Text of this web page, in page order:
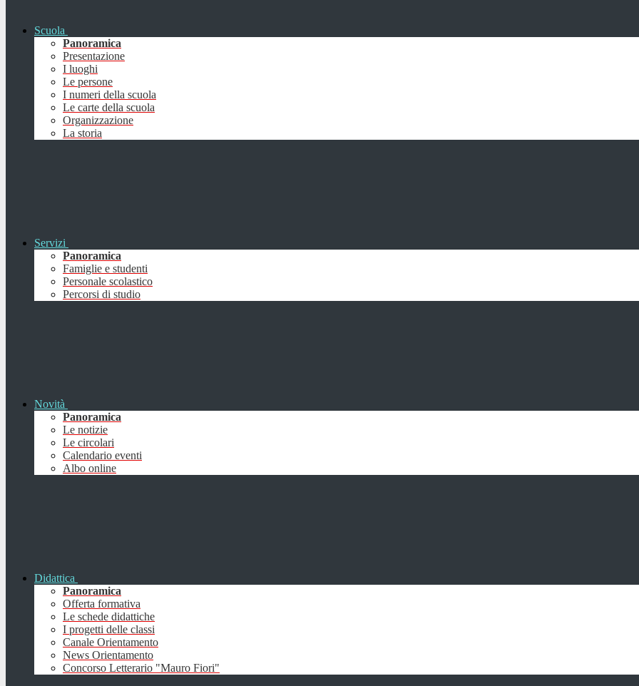
Scuola
Panoramica
Presentazione
I luoghi
Le persone
I numeri della scuola
Le carte della scuola
Organizzazione
La storia
Servizi
Panoramica
Famiglie e studenti
Personale scolastico
Percorsi di studio
Novità
Panoramica
Le notizie
Le circolari
Calendario eventi
Albo online
Didattica
Panoramica
Offerta formativa
Le schede didattiche
I progetti delle classi
Canale Orientamento
News Orientamento
Concorso Letterario "Mauro Fiori"